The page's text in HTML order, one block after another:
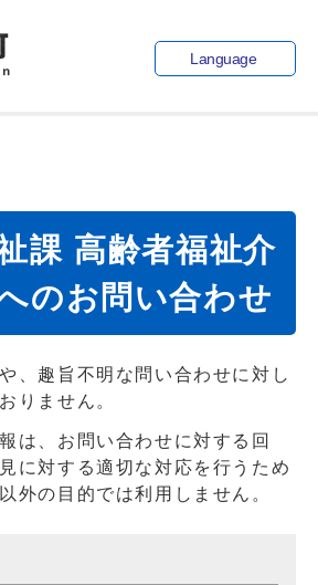
Language
課 高齢者福祉介
のお問い合わせ
、趣旨不明な問い合わせに対し
りません。
は、お問い合わせに対する回
に対する適切な対応を行うため
外の目的では利用しません。